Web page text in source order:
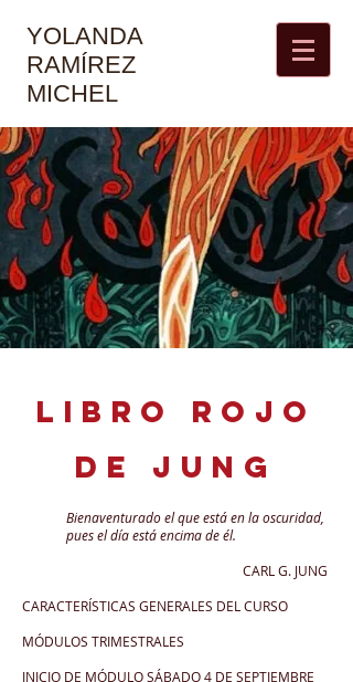
YOLANDA
RAMÍREZ
MICHEL
libro rojo
de jung
Bienaventurado el que está en la oscuridad,
pues el día está encima de él.
CARL G. JUNG
CARACTERÍSTICAS GENERALES DEL CURSO
MÓDULOS TRIMESTRALES
INICIO DE MÓDULO SÁBADO 4 DE SEPTIEMBRE